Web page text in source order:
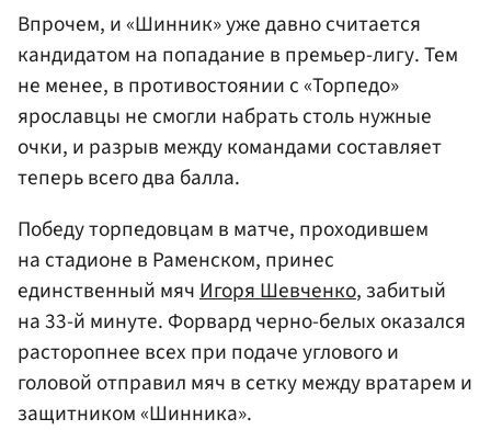
Впрочем, и «Шинник» уже давно считается
кандидатом на попадание в премьер-лигу. Тем
не менее, в противостоянии с «Торпедо»
ярославцы не смогли набрать столь нужные
очки, и разрыв между командами составляет
теперь всего два балла.
Победу торпедовцам в матче, проходившем
на стадионе в Раменском, принес
единственный мячИгоря Шевченко, забитый
на 33-й минуте. Форвард черно-белых оказался
расторопнее всех при подаче углового и
головой отправил мяч в сетку между вратарем и
защитником «Шинника».